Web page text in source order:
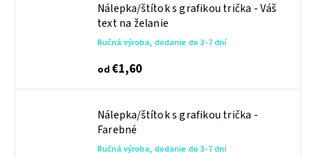
Nálepka/štítok s grafikou trička - Váš
text na želanie
Ručná výroba, dodanie do 3-7 dní
od €1,60
Nálepka/štítok s grafikou trička -
Farebné
Ručná výroba, dodanie do 3-7 dní